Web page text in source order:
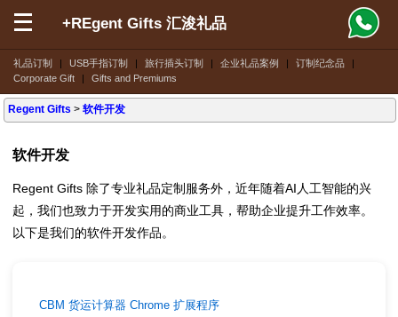
礼品订制 | USB手指订制 | 旅行插头订制 | 企业礼品案例 | 订制纪念品
|
Corporate Gift
| Gifts and Premiums
+REgent Gifts 汇浚礼品
Regent Gifts >软件开发
软件开发
Regent Gifts 除了专业礼品定制服务外，近年随着AI人工智能的兴
起，我们也致力于开发实用的商业工具，帮助企业提升工作效率。
以下是我们的软件开发作品。
CBM 货运计算器 Chrome 扩展程序